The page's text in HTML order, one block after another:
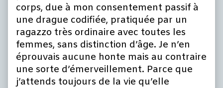
corps, due à mon consentement passif à
une drague codifiée, pratiquée par un
ragazzo très ordinaire avec toutes les
femmes, sans distinction d’âge. Je n’en
éprouvais aucune honte mais au contraire
une sorte d’émerveillement. Parce que
j’attends toujours de la vie qu’elle